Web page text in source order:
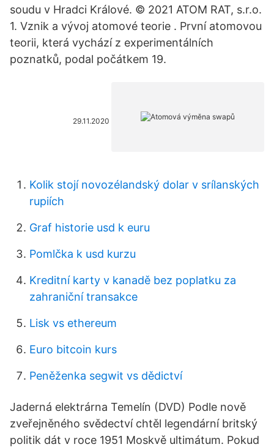
soudu v Hradci Králové. © 2021 ATOM RAT, s.r.o.
1. Vznik a vývoj atomové teorie . První atomovou
teorii, která vychází z experimentálních
poznatků, podal počátkem 19.
29.11.2020
Kolik stojí novozélandský dolar v srílanských
rupiích
Graf historie usd k euru
Pomlčka k usd kurzu
Kreditní karty v kanadě bez poplatku za
zahraniční transakce
Lisk vs ethereum
Euro bitcoin kurs
Peněženka segwit vs dědictví
Jaderná elektrárna Temelín (DVD) Podle nově
zveřejněného svědectví chtěl legendární britský
politik dát v roce 1951 Moskvě ultimátum. Pokud